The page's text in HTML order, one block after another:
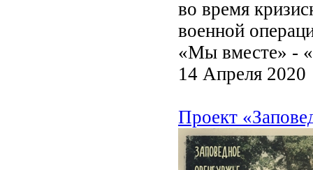
во время
военной
«Мы вместе» -
14 Апреля 2020
Проект